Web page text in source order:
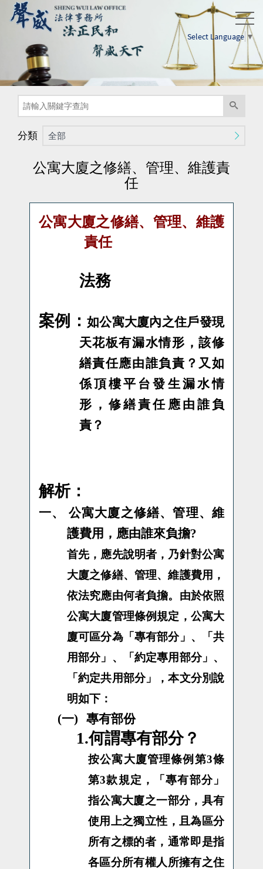
Select Language ▼
分類 全部
公寓大廈之修繕、管理、維護責
任
公寓大廈之修繕、管理、維護
責任
法務
案例： 如公寓大廈內之住戶發現
天花板有漏水情形，該修
繕責任應由誰負責？又如
係頂樓平台發生漏水情
形，修繕責任應由誰負
責？
解析：
一、
公寓大廈之修繕、管理、維
護費用，應由誰來負擔?
首先，應先說明者，乃針對公寓
大廈之修繕、管理、維護費用，
依法究應由何者負擔。由於依照
公寓大廈管理條例規定，公寓大
廈可區分為「專有部分」、「共
用部分」、「約定專用部分」、
「約定共用部分」，本文分別說
明如下：
(一) 專有部份
1.何謂專有部分？
按公寓大廈管理條例第3條
第3款規定，「專有部分」
指公寓大廈之一部分，具有
使用上之獨立性，且為區分
所有之標的者，通常即是指
各區分所有權人所擁有之住